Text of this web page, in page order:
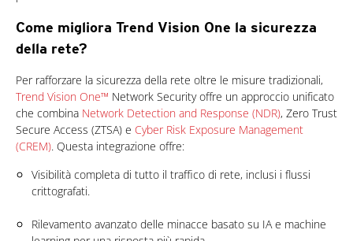
Come migliora Trend Vision One la sicurezza
della rete?
Per rafforzare la sicurezza della rete oltre le misure tradizionali,
Trend Vision One™
One-Platform
Network Security offre un approccio unificato
che combina Network Detection and Response (NDR), Zero Trust
Secure Access (ZTSA) e Cyber Risk Exposure Management
(CREM)
Products
. Questa integrazione offre:
Visibilità completa di tutto il traffico di rete, inclusi i flussi
crittografati.
Rilevamento avanzato delle minacce basato su IA e machine